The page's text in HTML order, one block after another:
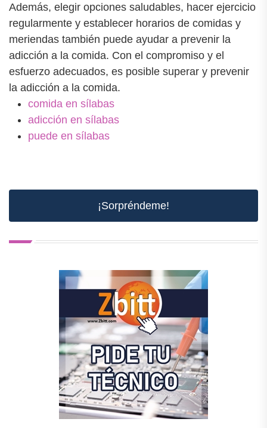
Además, elegir opciones saludables, hacer ejercicio
regularmente y establecer horarios de comidas y
meriendas también puede ayudar a prevenir la
adicción a la comida. Con el compromiso y el
esfuerzo adecuados, es posible superar y prevenir
la adicción a la comida.
comida en sílabas
adicción en sílabas
puede en sílabas
¡Sorpréndeme!